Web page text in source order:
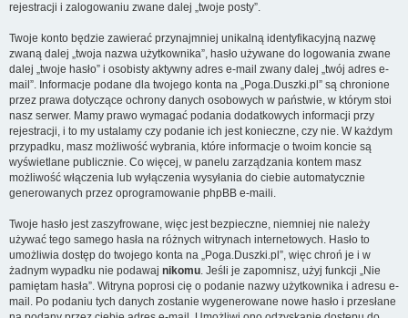
rejestracji i zalogowaniu zwane dalej „twoje posty”.
Twoje konto będzie zawierać przynajmniej unikalną identyfikacyjną nazwę
zwaną dalej „twoja nazwa użytkownika”, hasło używane do logowania zwane
dalej „twoje hasło” i osobisty aktywny adres e-mail zwany dalej „twój adres e-
mail”. Informacje podane dla twojego konta na „Poga.Duszki.pl” są chronione
przez prawa dotyczące ochrony danych osobowych w państwie, w którym stoi
nasz serwer. Mamy prawo wymagać podania dodatkowych informacji przy
rejestracji, i to my ustalamy czy podanie ich jest konieczne, czy nie. W każdym
przypadku, masz możliwość wybrania, które informacje o twoim koncie są
wyświetlane publicznie. Co więcej, w panelu zarządzania kontem masz
możliwość włączenia lub wyłączenia wysyłania do ciebie automatycznie
generowanych przez oprogramowanie phpBB e-maili.
Twoje hasło jest zaszyfrowane, więc jest bezpieczne, niemniej nie należy
używać tego samego hasła na różnych witrynach internetowych. Hasło to
umożliwia dostęp do twojego konta na „Poga.Duszki.pl”, więc chroń je i w
żadnym wypadku nie podawaj nikomu. Jeśli je zapomnisz, użyj funkcji „Nie
pamiętam hasła”. Witryna poprosi cię o podanie nazwy użytkownika i adresu e-
mail. Po podaniu tych danych zostanie wygenerowane nowe hasło i przesłane